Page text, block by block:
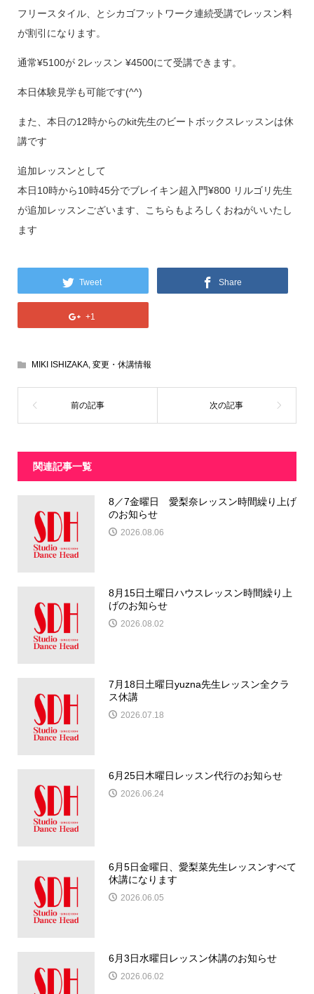
フリースタイル、とシカゴフットワーク連続受講でレッスン料
が割引になります。
通常¥5100が 2レッスン ¥4500にて受講できます。
本日体験見学も可能です(^^)
また、本日の12時からのkit先生のビートボックスレッスンは休
講です
追加レッスンとして
本日10時から10時45分でブレイキン超入門¥800 リルゴリ先生
が追加レッスンございます、こちらもよろしくおねがいいたし
ます
Tweet Share
+1
MIKI ISHIZAKA, 変更・休講情報
関連記事一覧
8／7金曜日 愛梨奈レッスン時間繰り上げ
のお知らせ
2026.08.06
8月15日土曜日ハウスレッスン時間繰り上
げのお知らせ
2026.08.02
7月18日土曜日yuzna先生レッスン全クラ
ス休講
2026.07.18
6月25日木曜日レッスン代行のお知らせ
2026.06.24
6月5日金曜日、愛梨菜先生レッスンすべて
休講になります
2026.06.05
6月3日水曜日レッスン休講のお知らせ
2026.06.02